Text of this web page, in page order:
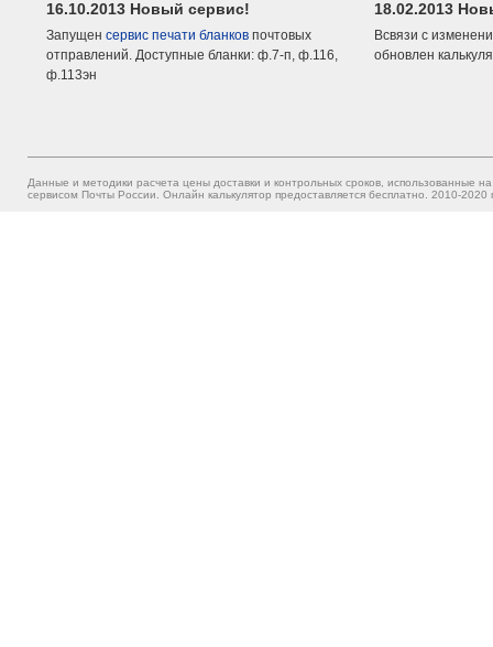
16.10.2013 Новый сервис!
Запущен сервис печати бланков почтовых
отправлений. Доступные бланки: ф.7-п, ф.116,
ф.113эн
18.02.2013
Всвязи с
обновлен
Данные и методики расчета цены доставки и контрольных сроков, использованные
сервисом Почты России. Онлайн калькулятор предоставляется бесплатно. 2010-2020